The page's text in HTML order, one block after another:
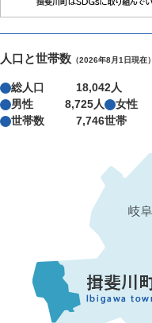
人口と世帯数 （2026年8月1日現在）
総人口
18,042人
男性
8,725人 女性
世帯数
7,746世帯